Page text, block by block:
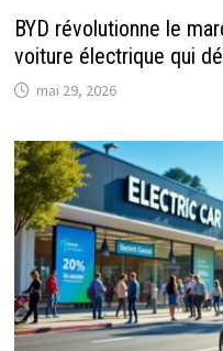
BYD révolutionne le
voiture électrique qui
mai 29, 2026